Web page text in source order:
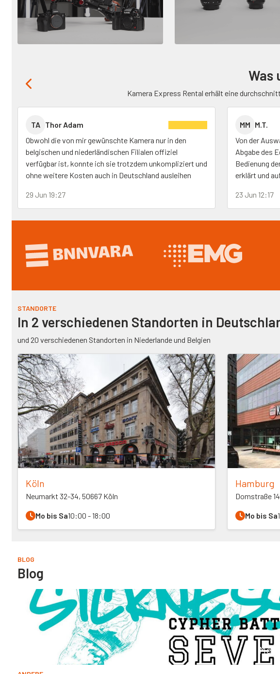
Was
Kamera Express Rental erhält eine
TA
Thor Adam
Obwohl die von mir gewünschte Kamera nur in den
belgischen und niederländischen Filialen offiziel
verfügbar ist, konnte ich sie trotzdem unkompliziert und
ohne weitere Kosten auch in Deutschland ausleihen
29 Jun 19:27
MM M.T.
Von der
Abgabe des
Bedienung
erklärt und
Kameraverleih.
23 Jun 12:17
STANDORTE
In 2 verschiedenen Standorten in
und 20 verschiedenen Standorten in Niederlande und Belgien
Köln
Neumarkt 32-34, 50667 Köln
Mo bis Sa10:00 - 18:00
Hamburg
Domstraße
Mo bis Sa
BLOG
Blog